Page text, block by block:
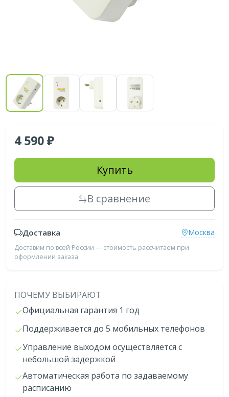
4 590
Купить
В сравнение
Доставка Москва
Доставим по всей России — стоимость рассчитаем при
оформлении заказа
ПОЧЕМУ ВЫБИРАЮТ
Официальная гарантия 1 год
Поддерживается до 5 мобильных телефонов
Управление выходом осуществляется с
небольшой задержкой
Автоматическая работа по задаваемому
расписанию